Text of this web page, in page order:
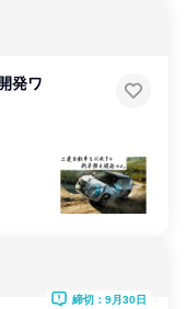
発ワ
締切：9月30日